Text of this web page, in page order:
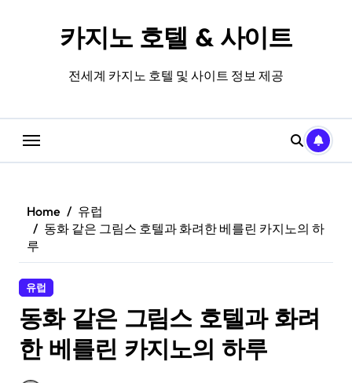
카지노 호텔 & 사이트
전세계 카지노 호텔 및 사이트 정보 제공
Home
유럽
동화 같은 그림스 호텔과 화려한 베를린 카지노의 하
루
유럽
동화 같은 그림스 호텔과 화려
한 베를린 카지노의 하루